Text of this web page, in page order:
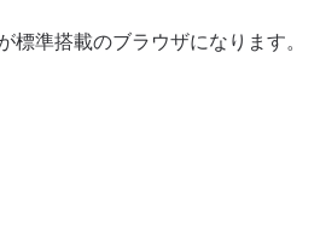
標準搭載のブラウザになります。